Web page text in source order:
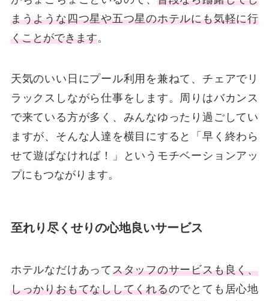
まうような四つ星や五つ星のホテルにも気軽に行
くことができます。
天気のいい日にプール利用を兼ねて、チェアでリ
ラックスしながら仕事をします。周りはバカンス
で来ている方が多く、みんなゆったり過ごしてい
ますが、そんな人達を横目にすると「早く終わら
せて遊ばなければ！」というモチベーションアッ
プにもつながります。
至れり尽くせりの心地良いサービス
ホテルなだけあってスタッフのサービスも良く、
しっかりおもてなししてくれるのでとても居心地